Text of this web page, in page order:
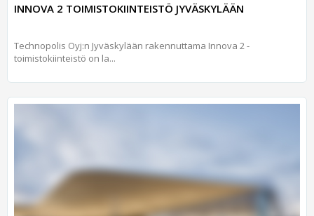
INNOVA 2 TOIMISTOKIINTEISTÖ JYVÄSKYLÄÄN
Technopolis Oyj:n Jyväskylään rakennuttama Innova 2 -
toimistokiinteistö on la...